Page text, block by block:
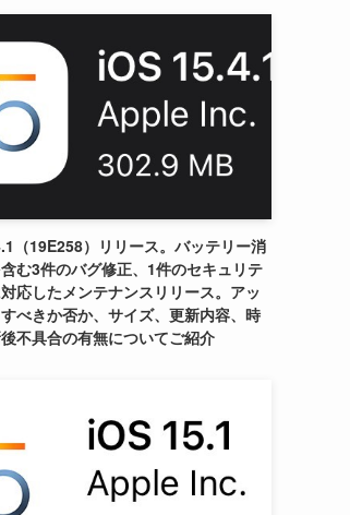
（19E258）リリース。バッテリー消
む3件のバグ修正、1件のセキュリテ
応したメンテナンスリリース。アッ
べきか否か、サイズ、更新内容、時
不具合の有無についてご紹介